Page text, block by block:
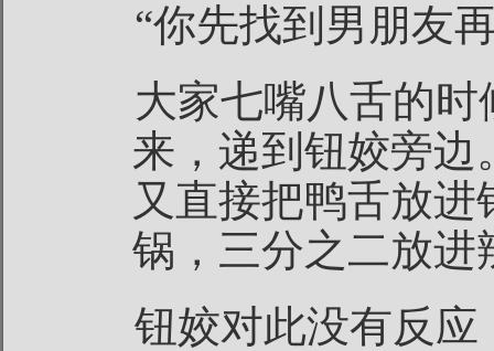
“你先找到男朋友
大家七嘴八舌的
来，递到钮姣旁边
又直接把鸭舌放
锅，三分之二放进
钮姣对此没有反